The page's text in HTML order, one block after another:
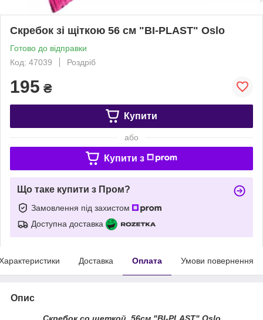
Скребок зі щіткою 56 см "BI-PLAST" Oslo
Готово до відправки
Код: 47039
Роздріб
195 ₴
Купити
або
Купити з
Що таке купити з Пром?
Замовлення під захистом
Доступна доставка
Доставка Оплата Умови повернення
Опис
Скребок со щеткой 56см "BI-PLAST" Oslo